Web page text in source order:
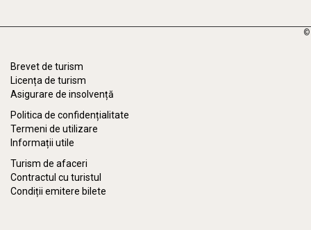
©
Brevet de turism
Licența de turism
Asigurare de insolvență
Politica de confidențialitate
Termeni de utilizare
Informații utile
Turism de afaceri
Contractul cu turistul
Condiții emitere bilete